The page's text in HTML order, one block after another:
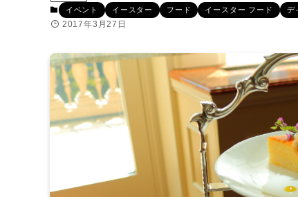
イベント イースター フード イースター フード デ
2017年3月27日